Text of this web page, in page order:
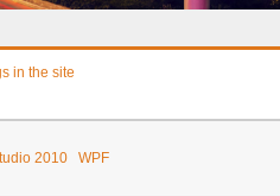
in the site
2010 WPF